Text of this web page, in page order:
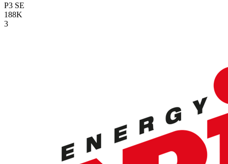
P3 SE
188K
3